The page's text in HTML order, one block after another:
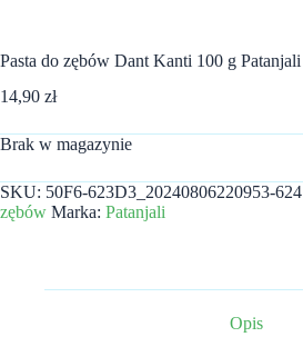
Pasta do zębów Dant Kanti 100 g Patanjali
14,90 zł
Brak w magazynie
SKU: 50F6-623D3_20240806220953-624
zębów Marka: Patanjali
Opis